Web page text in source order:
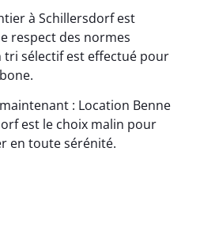
à Schillersdorf est
respect des normes
tri sélectif est effectué pour
: Location Benne
est le choix malin pour
en toute sérénité.